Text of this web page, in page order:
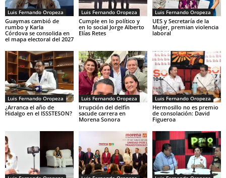
Luis Fernando Oropeza
Guaymas cambió de
rumbo y Karla
Córdova se consolida en
el mapa electoral del 2027
Luis Fernando Oropeza
Cumple en lo político y
en lo social Jorge Alberto
Elías Retes
Luis Fernando Oropeza
UES y Secretaría de la
Mujer, premian violencia
laboral
Luis Fernando Oropeza
¿Arranca el año de
Hidalgo en el ISSSTESON?
Luis Fernando Oropeza
Irrupción del delfín
sacude carrera en
Morena Sonora
Luis Fernando Oropeza
Hermosillo no es premio
de consolación: David
Figueroa